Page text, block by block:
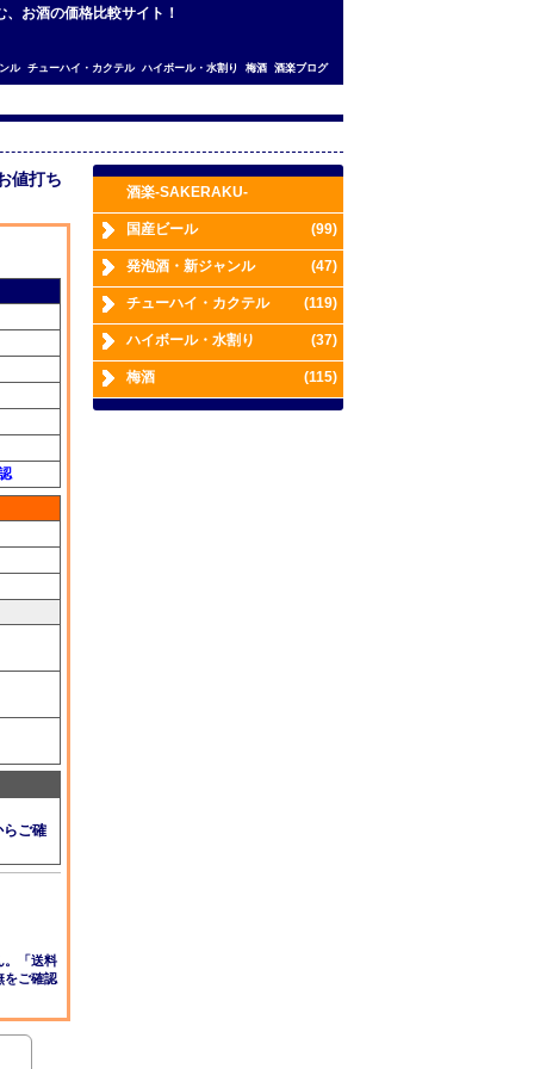
お酒の価格比較サイト！
ル チューハイ・カクテル ハイボール・水割り 梅酒 酒楽ブログ
酒楽-SAKERAKU-
国産ビール (99)
発泡酒・新ジャンル (47)
チューハイ・カクテル (119)
ハイボール・水割り (37)
梅酒 (115)
値打ち
らご確
。「送料
をご確認